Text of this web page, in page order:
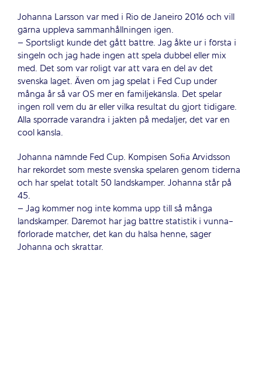
Johanna Larsson var med i Rio de Janeiro 2016 och vill
gärna uppleva sammanhållningen igen.
– Sportsligt kunde det gått bättre. Jag åkte ur i första i
singeln och jag hade ingen att spela dubbel eller mix
med. Det som var roligt var att vara en del av det
svenska laget. Även om jag spelat i Fed Cup under
många år så var OS mer en familjekänsla. Det spelar
ingen roll vem du är eller vilka resultat du gjort tidigare.
Alla sporrade varandra i jakten på medaljer, det var en
cool känsla.
Johanna nämnde Fed Cup. Kompisen Sofia Arvidsson
har rekordet som meste svenska spelaren genom tiderna
och har spelat totalt 50 landskamper. Johanna står på
45.
– Jag kommer nog inte komma upp till så många
landskamper. Däremot har jag bättre statistik i vunna-
förlorade matcher, det kan du hälsa henne, säger
Johanna och skrattar.